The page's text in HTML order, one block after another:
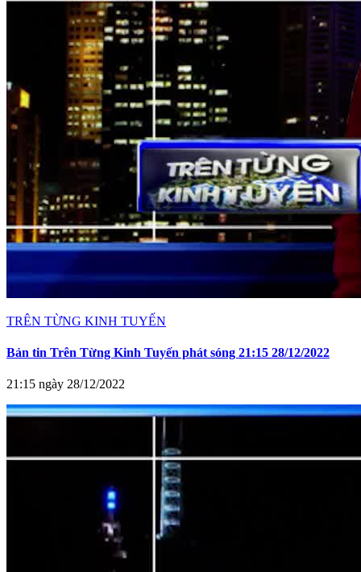
TRÊN TỪNG KINH TUYẾN
Bản tin Trên Từng Kinh Tuyến phát sóng 21:15 28/12/2022
21:15 ngày 28/12/2022